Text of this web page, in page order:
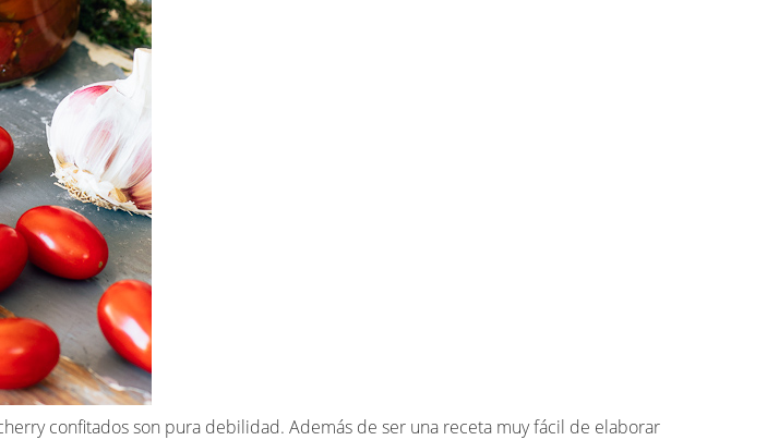
confitados son pura debilidad. Además de ser una receta muy fácil de elaborar